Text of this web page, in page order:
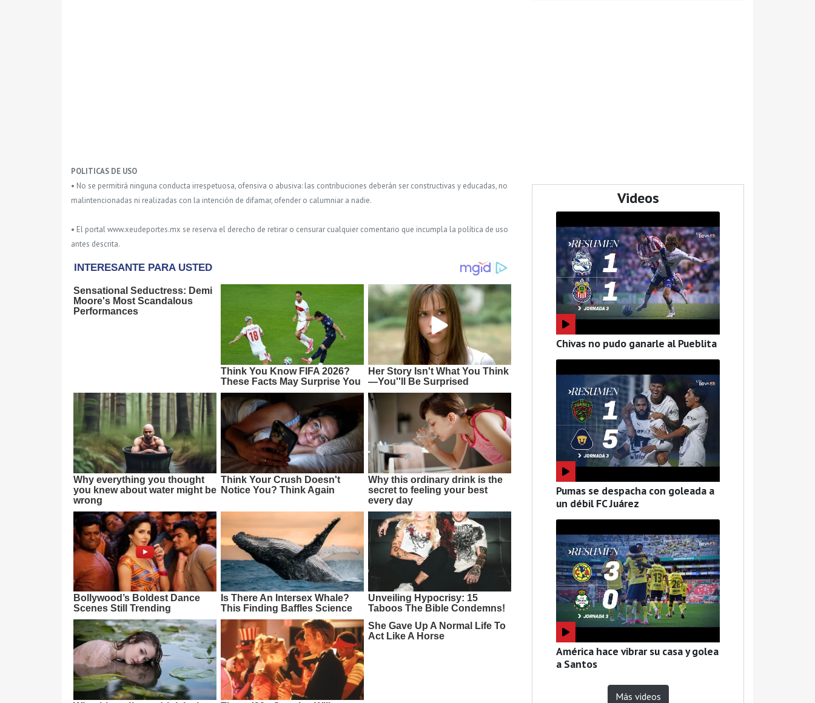
POLITICAS DE USO
• No se permitirá ninguna conducta irrespetuosa, ofensiva o abusiva: las contribuciones deberán ser constructivas y educadas, no
malintencionadas ni realizadas con la intención de difamar, ofender o calumniar a nadie.
• El portal www.xeudeportes.mx se reserva el derecho de retirar o censurar cualquier comentario que incumpla la política de uso
antes descrita.
Videos
Chivas no pudo ganarle al Pueblita
Pumas se despacha con goleada a
un débil FC Juárez
América hace vibrar su casa y golea
a Santos
Más videos